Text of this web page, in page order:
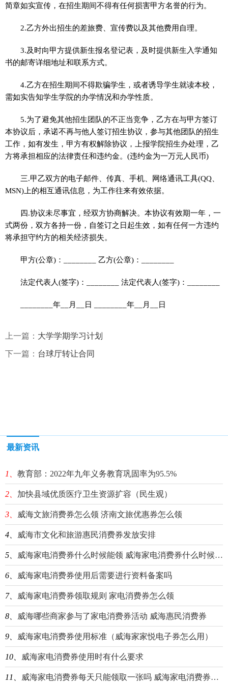
简章如实宣传，在招生期间不得有任何损害甲方名誉的行为。
2.乙方外出招生的差旅费、宣传费以及其他费用自理。
3.及时向甲方提供新生报名登记表，及时提供新生入学通知
书的邮寄详细地址和联系方式。
4.乙方在招生期间不得欺骗学生，或者诱导学生就读本校，
需如实告知学生学院的办学情况和办学性质。
5.为了避免其他招生团队的不正当竞争，乙方在与甲方签订
本协议后，承诺不再与他人签订招生协议，参与其他团队的招生
工作，如有发生，甲方有权解除协议，上报学院招生办处理，乙
方将承担相应的法律责任和违约金。(违约金为一万元人民币)
三.甲乙双方的电子邮件、传真、手机、网络通讯工具(QQ、
MSN)上的相互通讯信息，为工作往来有效依据。
四.协议未尽事宜，经双方协商解决。本协议有效期一年，一
式两份，双方各持一份，自签订之日起生效，如有任何一方违约
将承担守约方的相关经济损失。
甲方(公章)：________ 乙方(公章)：________
法定代表人(签字)：________ 法定代表人(签字)：________
________年__月__日 ________年__月__日
上一篇： 大学学期学习计划
下一篇： 台球厅转让合同
最新资讯
1、 教育部：2022年九年义务教育巩固率为95.5%
2、 加快县域优质医疗卫生资源扩容（民生观）
3、 威海文旅消费券怎么领 济南文旅优惠券怎么领
4、 威海市文化和旅游惠民消费券发放安排
5、 威海家电消费券什么时候能领 威海家电消费券什么时候能领到
6、 威海家电消费券使用后需要进行资料备案吗
7、 威海家电消费券领取规则 家电消费券怎么领
8、 威海哪些商家参与了家电消费券活动 威海惠民消费券
9、 威海家电消费券使用标准（威海家家悦电子券怎么用）
10、 威海家电消费券使用时有什么要求
11、 威海家电消费券每天只能领取一张吗 威海家电消费券每天只能领取一张吗是真的吗